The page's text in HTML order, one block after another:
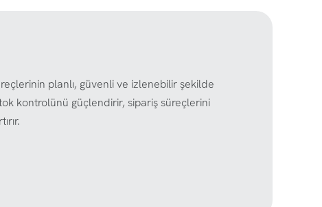
planlı, güvenli ve izlenebilir şekilde
kontrolünü güçlendirir, sipariş süreçlerini